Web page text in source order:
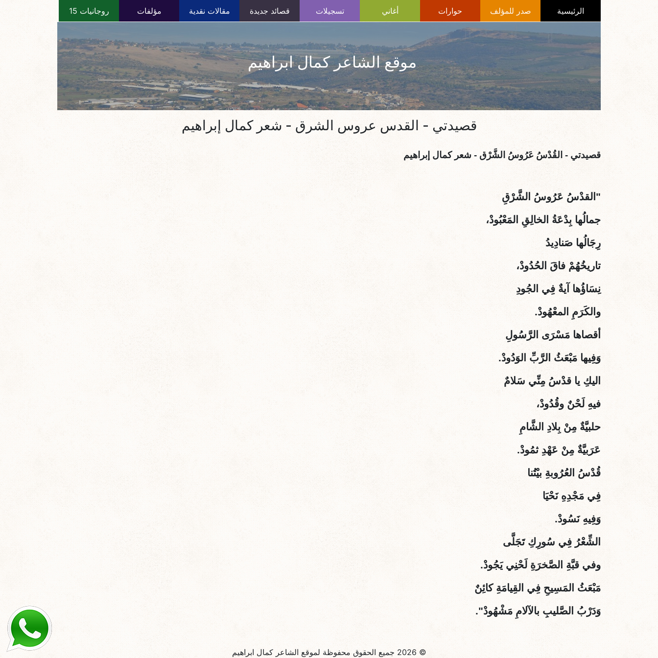
الرئيسية صدر للمؤلف حوارات أغاني تسجيلات قصائد جديدة مقالات نقدية مؤلفات روجانيات 15
موقع الشاعر كمال ابراهيم
قصيدتي - القدس عروس الشرق - شعر كمال إبراهيم
قصيدتي - القُدْسُ عَرُوسُ الشَّرْق - شعر كمال إبراهيم
"القدْسُ عَرُوسُ الشَّرْقِ
جمالُها بِدْعَةُ الخالِقِ المَعْبُودْ،
رِجَالُها صَنادِيدُ
تاريخُهُمْ فاقَ الحُدُودْ،
نِسَاؤُها آيةٌ فِي الجُودِ
والكَرَمِ المعْهُودْ.
أقصاها مَسْرَى الرَّسُولِ
وَفِيها مَبْعَثُ الرَّبِّ الوَدُودْ.
اليكِ يا قدْسُ مِنِّي سَلامٌ
فيهِ لَحْنٌ وقُدُودْ،
حلبيَّةٌ مِنْ بِلادِ الشَّامِ
عَرَبيَّةٌ مِنْ عَهْدِ ثمُودْ.
قُدْسُ العُرُوبةِ بيْتُنا
فِي مَجْدِهِ نَحْيَا
وَفِيهِ نَسُودْ.
الشِّعْرُ فِي سُورِكِ تَجَلَّى
وفي قبَّةِ الصَّخرَةِ لَحْنِي يَجُودْ.
مَبْعَثُ المَسِيحِ فِي القِيامَةِ كائِنٌ
وَدَرْبُ الصَّليبِ بالآلامِ مَشْهُودْ".
© 2026 جميع الحقوق محفوظة لموقع الشاعر كمال ابراهيم